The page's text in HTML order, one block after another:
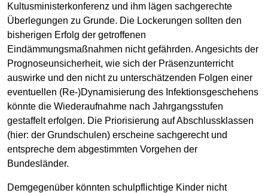
Kultusministerkonferenz und ihm lägen sachgerechte
Überlegungen zu Grunde. Die Lockerungen sollten den
bisherigen Erfolg der getroffenen
Eindämmungsmaßnahmen nicht gefährden. Angesichts der
Prognoseunsicherheit, wie sich der Präsenzunterricht
auswirke und den nicht zu unterschätzenden Folgen einer
eventuellen (Re-)Dynamisierung des Infektionsgeschehens
könnte die Wiederaufnahme nach Jahrgangsstufen
gestaffelt erfolgen. Die Priorisierung auf Abschlussklassen
(hier: der Grundschulen) erscheine sachgerecht und
entspreche dem abgestimmten Vorgehen der
Bundesländer.
Demgegenüber könnten schulpflichtige Kinder nicht